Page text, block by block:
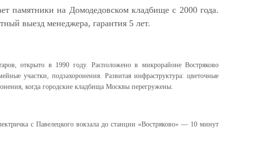
памятники на Домодедовском кладбище с 2000 года.
выезд менеджера, гарантия 5 лет.
открыто в 1990 году. Расположено в микрорайоне Востряково
участки, подзахоронения. Развитая инфраструктура: цветочные
когда городские кладбища Москвы перегружены.
с Павелецкого вокзала до станции «Востряково» — 10 минут